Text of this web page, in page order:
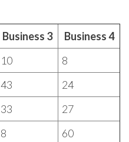
Business 3
Business 4
10
8
43
24
33
27
8 60